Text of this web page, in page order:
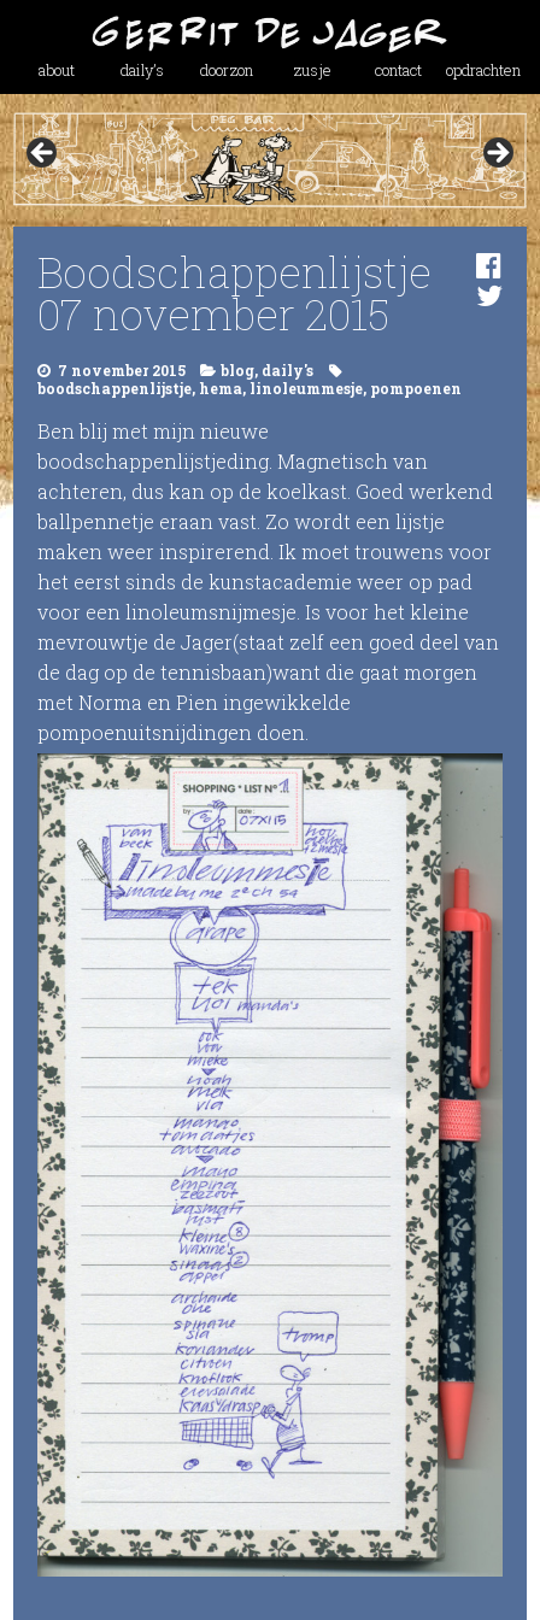
about daily’s doorzon zusje contact opdrachten
Boodschappenlijstje
07 november 2015
7 november 2015 blog, daily's
boodschappenlijstje, hema, linoleummesje, pompoenen
Ben blij met mijn nieuwe
boodschappenlijstjeding. Magnetisch van
achteren, dus kan op de koelkast. Goed werkend
ballpennetje eraan vast. Zo wordt een lijstje
maken weer inspirerend. Ik moet trouwens voor
het eerst sinds de kunstacademie weer op pad
voor een linoleumsnijmesje. Is voor het kleine
mevrouwtje de Jager(staat zelf een goed deel van
de dag op de tennisbaan)want die gaat morgen
met Norma en Pien ingewikkelde
pompoenuitsnijdingen doen.